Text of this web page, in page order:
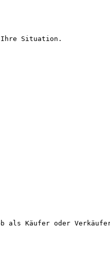
Ihre Situation.
als Käufer oder